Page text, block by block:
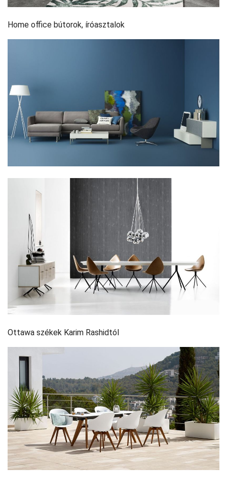
Home office bútorok, íróasztalok
Ottawa székek Karim Rashidtól